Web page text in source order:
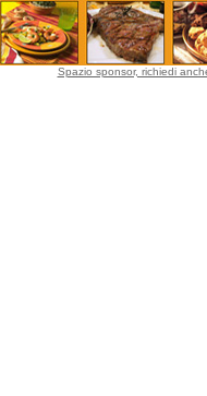
Spazio sponsor, richiedi